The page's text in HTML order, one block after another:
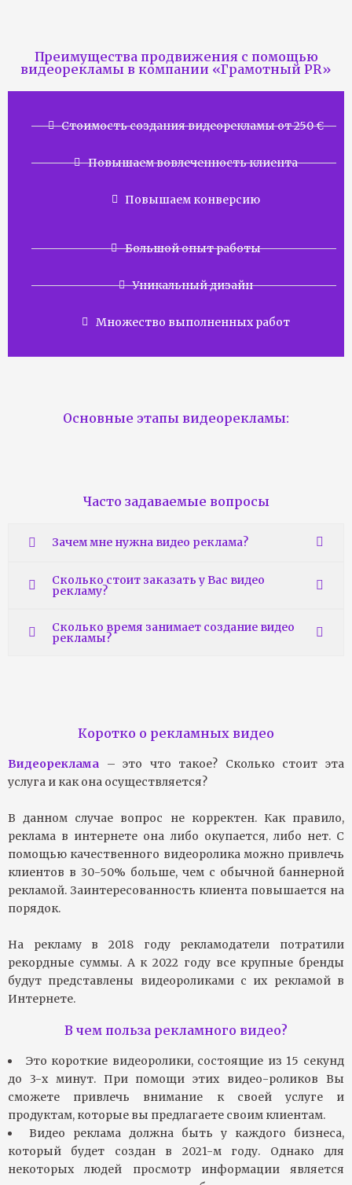
Преимущества продвижения с помощью
видеорекламы в компании «Грамотный PR»
Стоимость создания видеорекламы от 250 €
Повышаем вовлеченность клиента
Повышаем конверсию
Большой опыт работы
Уникальный дизайн
Множество выполненных работ
Основные этапы видеорекламы:
Часто задаваемые вопросы
Зачем мне нужна видео реклама?
Сколько стоит заказать у Вас видео
рекламу?
Сколько время занимает создание видео
рекламы?
Коротко о рекламных видео
Видеореклама – это что такое? Сколько стоит эта
услуга и как она осуществляется?
В данном случае вопрос не корректен. Как правило,
реклама в интернете она либо окупается, либо нет. С
помощью качественного видеоролика можно привлечь
клиентов в 30-50% больше, чем с обычной баннерной
рекламой. Заинтересованность клиента повышается на
порядок.
На рекламу в 2018 году рекламодатели потратили
рекордные суммы. А к 2022 году все крупные бренды
будут представлены видеороликами с их рекламой в
Интернете.
В чем польза рекламного видео?
Это короткие видеоролики, состоящие из 15 секунд
до 3-х минут. При помощи этих видео-роликов Вы
сможете привлечь внимание к своей услуге и
продуктам, которые вы предлагаете своим клиентам.
Видео реклама должна быть у каждого бизнеса,
который будет создан в 2021-м году. Однако для
некоторых людей просмотр информации является